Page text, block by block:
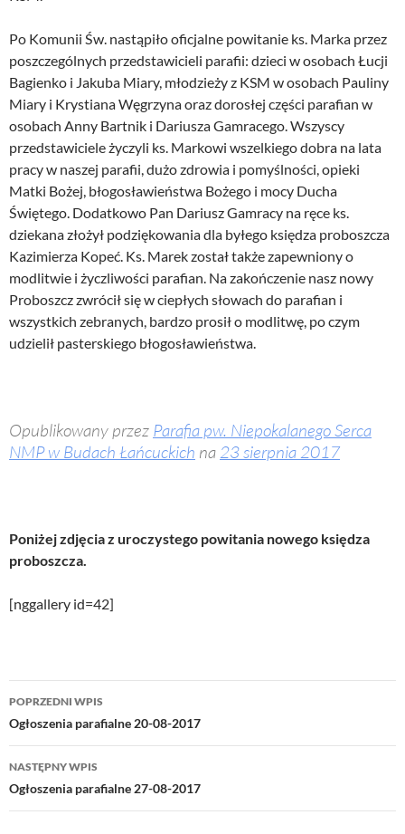
Po Komunii Św. nastąpiło oficjalne powitanie ks. Marka przez
poszczególnych przedstawicieli parafii: dzieci w osobach Łucji
Bagienko i Jakuba Miary, młodzieży z KSM w osobach Pauliny
Miary i Krystiana Węgrzyna oraz dorosłej części parafian w
osobach Anny Bartnik i Dariusza Gamracego. Wszyscy
przedstawiciele życzyli ks. Markowi wszelkiego dobra na lata
pracy w naszej parafii, dużo zdrowia i pomyślności, opieki
Matki Bożej, błogosławieństwa Bożego i mocy Ducha
Świętego. Dodatkowo Pan Dariusz Gamracy na ręce ks.
dziekana złożył podziękowania dla byłego księdza proboszcza
Kazimierza Kopeć. Ks. Marek został także zapewniony o
modlitwie i życzliwości parafian. Na zakończenie nasz nowy
Proboszcz zwrócił się w ciepłych słowach do parafian i
wszystkich zebranych, bardzo prosił o modlitwę, po czym
udzielił pasterskiego błogosławieństwa.
Opublikowany przez Parafia pw. Niepokalanego Serca
NMP w Budach Łańcuckich na23 sierpnia 2017
Poniżej zdjęcia z uroczystego powitania nowego księdza
proboszcza.
[nggallery id=42]
Nawigacja
wpisu
POPRZEDNI WPIS
Ogłoszenia parafialne 20-08-2017
NASTĘPNY WPIS
Ogłoszenia parafialne 27-08-2017